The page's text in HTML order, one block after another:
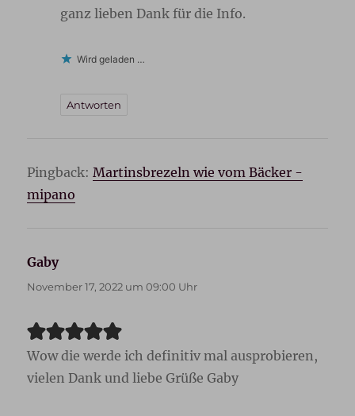
ganz lieben Dank für die Info.
Wird geladen …
Antworten
Pingback: Martinsbrezeln wie vom Bäcker -
mipano
Gabysagt:
November 17, 2022 um 09:00 Uhr
Wow die werde ich definitiv mal ausprobieren,
vielen Dank und liebe Grüße Gaby